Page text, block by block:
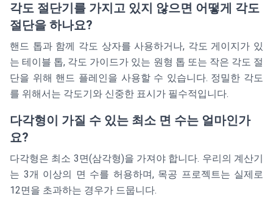
각도 절단기를 가지고 있지 않으면 어떻게 각도
절단을 하나요?
핸드 톱과 함께 각도 상자를 사용하거나, 각도 게이지가 있
는 테이블 톱, 각도 가이드가 있는 원형 톱 또는 작은 각도 절
단을 위해 핸드 플레인을 사용할 수 있습니다. 정밀한 각도
를 위해서는 각도기와 신중한 표시가 필수적입니다.
다각형이 가질 수 있는 최소 면 수는 얼마인가
요?
다각형은 최소 3면(삼각형)을 가져야 합니다. 우리의 계산기
는 3개 이상의 면 수를 허용하며, 목공 프로젝트는 실제로
12면을 초과하는 경우가 드뭅니다.